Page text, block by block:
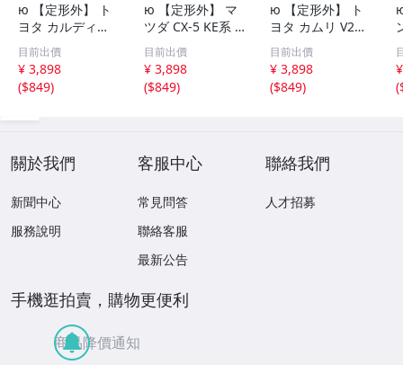
ю 【定形外】 ト
ヨタ カルディナ
ST240系 02.09～
04.12 ハロゲン車
[ HB3 ] ハイビー
ム LED 2個 80W
目前出價
¥ 3,898
($849)
ю 【定形外】 マ
ツダ CX-5 KE系 1
2.02～14.12 ハロ
ゲン車 [ HB3 ] ハ
イビーム LED 2個
セット 80W 16連
目前出價
¥ 3,898
($849)
ю 【定形外】 ト
ヨタ カムリ V21,
SXV21系 99.08～
01.08 ハロゲン車
[ HB3 ] ハイビー
ム LED 2個 80W
目前出價
¥ 3,898
($849)
(
關於我們
新聞中心
服務說明
客服中心
常見問答
聯絡客服
最新公告
聯絡我們
人才招募
手機逛拍賣，購物更便利
商品降價通知